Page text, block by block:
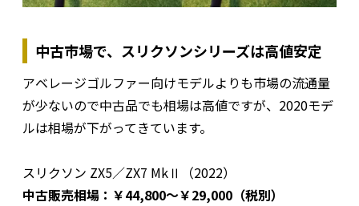
中古市場で、スリクソンシリーズは高値安定
アベレージゴルファー向けモデルよりも市場の流通量
が少ないので中古品でも相場は高値ですが、2020モデ
ルは相場が下がってきています。
スリクソン ZX5／ZX7 MkⅡ（2022）
中古販売相場：￥44,800～￥29,000（税別）